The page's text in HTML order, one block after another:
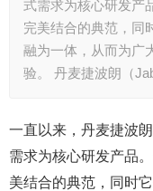
式需求为核心研发产
完美结合的典范，同
融为一体，从而为广
验。 丹麦捷波朗（
一直以来，丹麦捷波
需求为核心研发产品
美结合的典范，同时